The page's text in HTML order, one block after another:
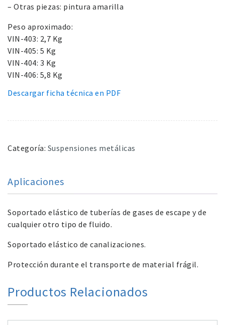
– Otras piezas: pintura amarilla
Peso aproximado:
VIN-403: 2,7 Kg
VIN-405: 5 Kg
VIN-404: 3 Kg
VIN-406: 5,8 Kg
Descargar ficha técnica en PDF
Categoría: Suspensiones metálicas
Aplicaciones
Soportado elástico de tuberías de gases de escape y de
cualquier otro tipo de fluido.
Soportado elástico de canalizaciones.
Protección durante el transporte de material frágil.
Productos Relacionados